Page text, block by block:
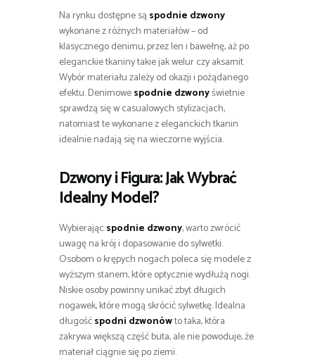
Na rynku dostępne sąspodnie dzwony
wykonane z różnych materiałów – od
klasycznego denimu, przez len i bawełnę, aż po
eleganckie tkaniny takie jak welur czy aksamit.
Wybór materiału zależy od okazji i pożądanego
efektu. Denimowespodnie dzwonyświetnie
sprawdzą się w casualowych stylizacjach,
natomiast te wykonane z eleganckich tkanin
idealnie nadają się na wieczorne wyjścia.
Dzwony i Figura: Jak Wybrać
Idealny Model?
Wybierając spodnie dzwony, warto zwrócić
uwagę na krój i dopasowanie do sylwetki.
Osobom o krępych nogach poleca się modele z
wyższym stanem, które optycznie wydłużą nogi.
Niskie osoby powinny unikać zbyt długich
nogawek, które mogą skrócić sylwetkę. Idealna
długośćspodni dzwonówto taka, która
zakrywa większą część buta, ale nie powoduje, że
materiał ciągnie się po ziemi.